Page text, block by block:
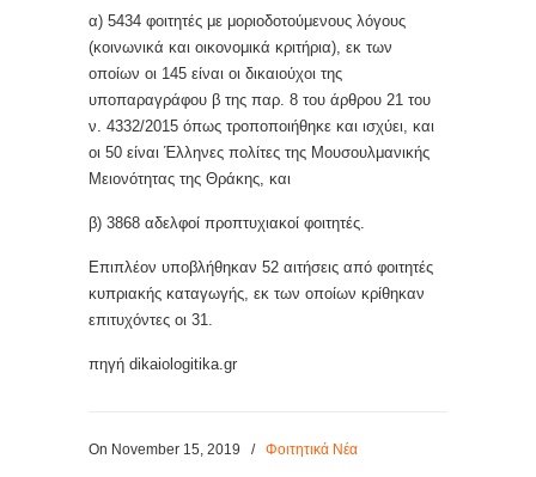
α) 5434 φοιτητές με μοριοδοτούμενους λόγους
(κοινωνικά και οικονομικά κριτήρια), εκ των
οποίων οι 145 είναι οι δικαιούχοι της
υποπαραγράφου β της παρ. 8 του άρθρου 21 του
ν. 4332/2015 όπως τροποποιήθηκε και ισχύει, και
οι 50 είναι Έλληνες πολίτες της Μουσουλμανικής
Μειονότητας της Θράκης, και
β) 3868 αδελφοί προπτυχιακοί φοιτητές.
Επιπλέον υποβλήθηκαν 52 αιτήσεις από φοιτητές
κυπριακής καταγωγής, εκ των οποίων κρίθηκαν
επιτυχόντες οι 31.
πηγή dikaiologitika.gr
On November 15, 2019 / Φοιτητικά Νέα